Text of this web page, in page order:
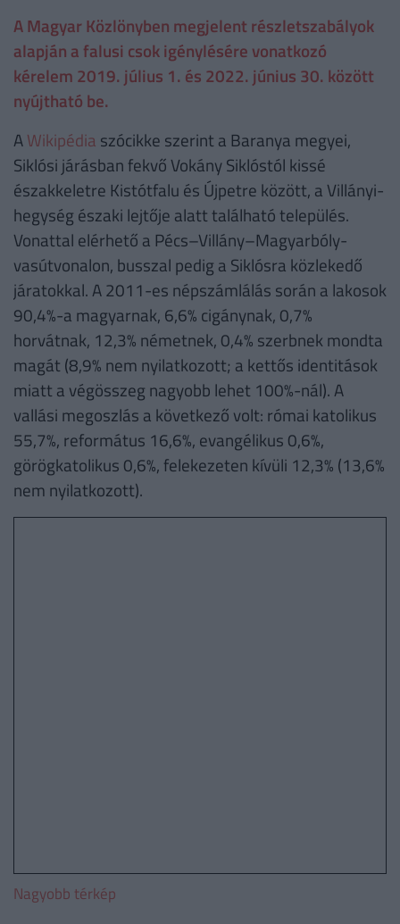
A Magyar Közlönyben megjelent részletszabályok
alapján a falusi csok igénylésére vonatkozó
kérelem 2019. július 1. és 2022. június 30. között
nyújtható be.
AWikipédia szócikke szerint a Baranya megyei,
Siklósi járásban fekvő Vokány Siklóstól kissé
északkeletre Kistótfalu és Újpetre között, a Villányi-
hegység északi lejtője alatt található település.
Vonattal elérhető a Pécs–Villány–Magyarbóly-
vasútvonalon, busszal pedig a Siklósra közlekedő
járatokkal. A 2011-es népszámlálás során a lakosok
90,4%-a magyarnak, 6,6% cigánynak, 0,7%
horvátnak, 12,3% németnek, 0,4% szerbnek mondta
magát (8,9% nem nyilatkozott; a kettős identitások
miatt a végösszeg nagyobb lehet 100%-nál). A
vallási megoszlás a következő volt: római katolikus
55,7%, református 16,6%, evangélikus 0,6%,
görögkatolikus 0,6%, felekezeten kívüli 12,3% (13,6%
nem nyilatkozott).
Nagyobb térkép